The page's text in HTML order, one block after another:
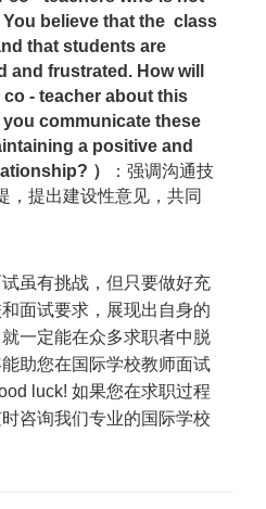
believe that the class
that students are
and frustrated. How will
- teacher about this
communicate these
a positive and
）
：强调沟通技
，提出建设性意见，共同
虽有挑战，但只要做好充
面试要求，展现出自身的
一定能在众多求职者中脱
助您在国际学校教师面试
luck! 如果您在求职过程
咨询我们专业的国际学校